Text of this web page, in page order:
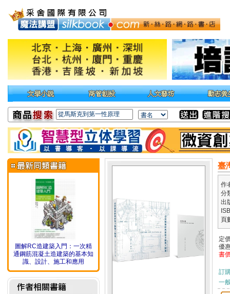
圖解RC造建築入門：一次精
通鋼筋混凝土造建築的基本知
識、設計、施工和應用
臺
作
分
出
頁
定
優
書
訂
一